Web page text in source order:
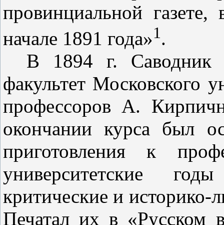
провинциальной
начале 1891 года»1.
В 1894 г. Саводник
факультет Московского
профессоров А.
окончании курса был
приготовления к
университетские
критические и историко-
Печа­тал их в «Русском